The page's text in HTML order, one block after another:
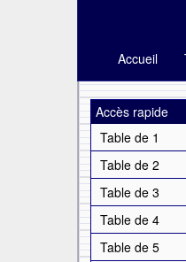
Accueil
Accès rapide
Table de 1
Table de 2
Table de 3
Table de 4
Table de 5